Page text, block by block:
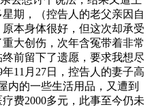
期，（控告人的老父亲因自
本身体很好，但这次却承受
大创伤，次年含冤带着非常
前留下了遗愿，要求我想尽
11月27日，控告人的妻子高
内的一些生活用品，又遭到
费2000多元，此事至今仍未